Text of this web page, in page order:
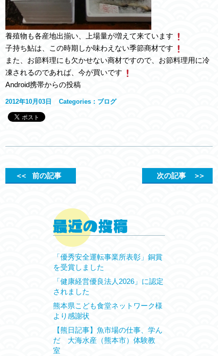
養殖物も各産地出揃い、上場量が増えて来ています
子持ち鮎は、この時期しか味わえない季節商材です
また、お節料理にも欠かせない商材ですので、お節料理用に冷
凍されるのであれば、今が買いです
Android携帯からの投稿
2012年10月03日 Categories： ブログ
＜＜前の記事 次の記事 ＞＞
「優秀安全運転事業所表彰」銅賞
を受賞しました
「健康経営優良法人2026」に認定
されました
熊本県こども食堂ネットワーク様
より感謝状
【熊日記事】魚市場の仕事、学ん
だ 大海水産（熊本市）体験教
室